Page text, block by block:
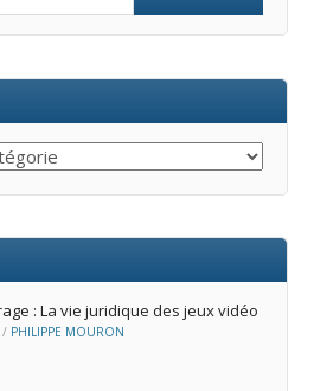
: La vie juridique des jeux vidéo
/ PHILIPPE MOURON